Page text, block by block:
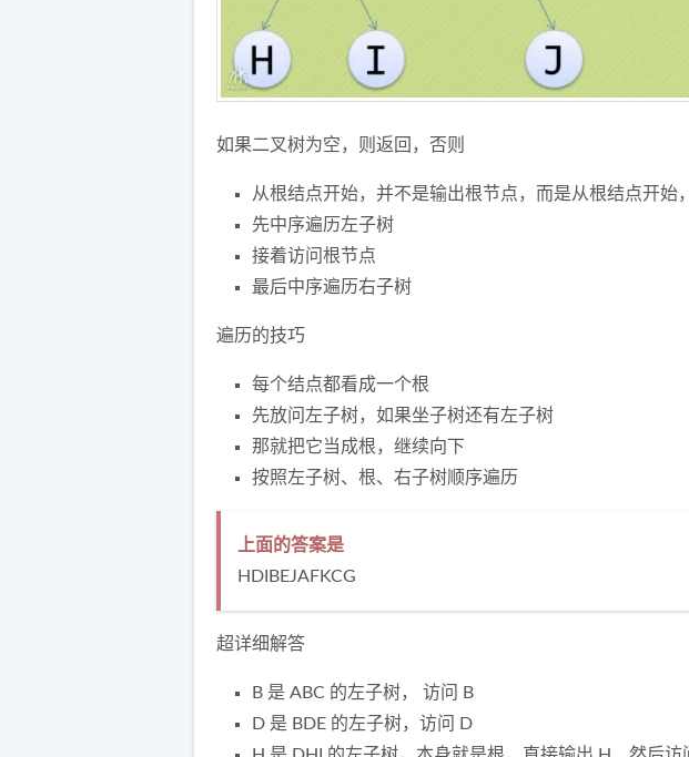
如果二叉树为空，则返回，否则
从根结点开始，并不是输出根节点，而是从根结点开始
先中序遍历左子树
接着访问根节点
最后中序遍历右子树
遍历的技巧
每个结点都看成一个根
先放问左子树，如果坐子树还有左子树
那就把它当成根，继续向下
按照左子树、根、右子树顺序遍历
上面的答案是
HDIBEJAFKCG
超详细解答
B 是 ABC 的左子树， 访问 B
D 是 BDE 的左子树，访问 D